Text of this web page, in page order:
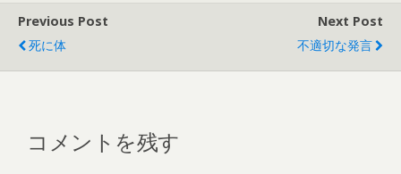
Previous Post
死に体
Next Post
不適切な発言
コメントを残す